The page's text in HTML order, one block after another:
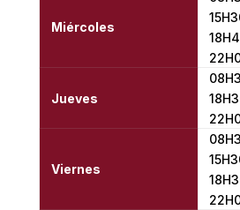
Miércoles
Jueves
Viernes